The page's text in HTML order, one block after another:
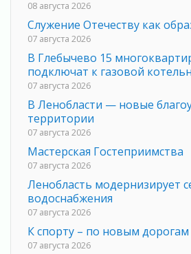
08 августа 2026
Служение Отечеству как
07 августа 2026
В Глебычево 15
подключат к газовой
07 августа 2026
В Ленобласти — новые
территории
07 августа 2026
Мастерская Гостеприимства
07 августа 2026
Ленобласть модернизирует
водоснабжения
07 августа 2026
К спорту – по новым дорогам
07 августа 2026